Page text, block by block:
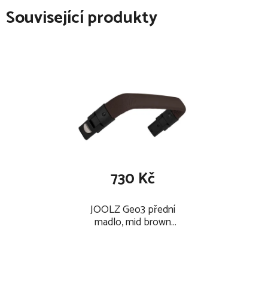
Související produkty
JOOLZ Geo3 přední
madlo, mid brown
730 Kč